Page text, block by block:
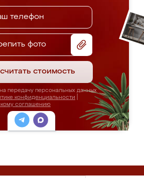
фото
стоимость
передачу персональных данных
конфиденциальности
соглашению